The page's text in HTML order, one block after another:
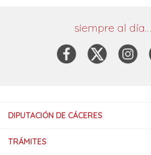
siempre al día…
DIPUTACIÓN DE CÁCERES
TRÁMITES